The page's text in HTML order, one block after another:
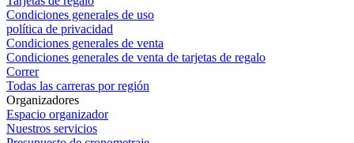
Condiciones generales de uso
política de privacidad
Condiciones generales de venta
Condiciones generales de venta de tarjetas de regalo
Correr
Todas las carreras por región
Organizadores
Espacio organizador
Nuestros servicios